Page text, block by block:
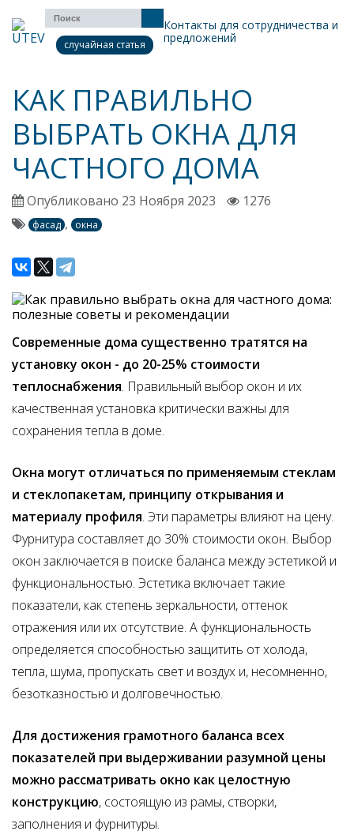
случайная статья
Контакты для сотрудничества и
предложений
КАК ПРАВИЛЬНО
ВЫБРАТЬ ОКНА ДЛЯ
ЧАСТНОГО ДОМА
Опубликовано 23 Ноября 2023 1276
фасад , окна
Современные дома существенно тратятся на
установку окон - до 20-25% стоимости
теплоснабжения. Правильный выбор окон и их
качественная установка критически важны для
сохранения тепла в доме.
Окна могут отличаться по применяемым стеклам
и стеклопакетам, принципу открывания и
материалу профиля. Эти параметры влияют на цену.
Фурнитура составляет до 30% стоимости окон. Выбор
окон заключается в поиске баланса между эстетикой и
функциональностью. Эстетика включает такие
показатели, как степень зеркальности, оттенок
отражения или их отсутствие. А функциональность
определяется способностью защитить от холода,
тепла, шума, пропускать свет и воздух и, несомненно,
безотказностью и долговечностью.
Для достижения грамотного баланса всех
показателей при выдерживании разумной цены
можно рассматривать окно как целостную
конструкцию, состоящую из рамы, створки,
заполнения и фурнитуры.